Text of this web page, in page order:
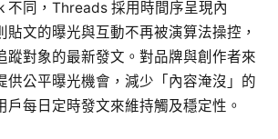
不同，Threads 採用時間序呈現內
貼文的曝光與互動不再被演算法操控，
蹤對象的最新發文。對品牌與創作者來
供公平曝光機會，減少「內容淹沒」的
戶每日定時發文來維持觸及穩定性。